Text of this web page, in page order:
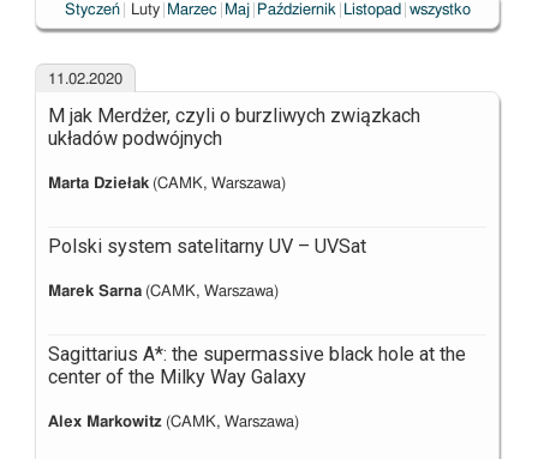
Styczeń
Wybrane
Luty Marzec Maj Październik Listopad wszystko
11.02.2020
M jak Merdżer, czyli o burzliwych związkach
układów podwójnych
Marta Dziełak(CAMK, Warszawa)
Polski system satelitarny UV – UVSat
Marek Sarna(CAMK, Warszawa)
Sagittarius A*: the supermassive black hole at the
center of the Milky Way Galaxy
Alex Markowitz(CAMK, Warszawa)